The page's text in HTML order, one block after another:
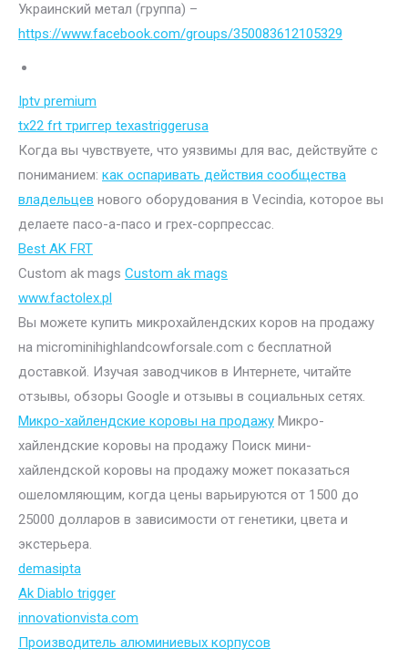
Украинский метал (группа) –
https://www.facebook.com/groups/350083612105329
Iptv premium
tx22 frt триггер texastriggerusa
Когда вы чувствуете, что уязвимы для вас, действуйте с
пониманием: как оспаривать действия сообщества
владельцев нового оборудования в Vecindia, которое вы
делаете пасо-а-пасо и грех-сорпрессас.
Best AK FRT
Custom ak mags Custom ak mags
www.factolex.pl
Вы можете купить микрохайлендских коров на продажу
на microminihighlandcowforsale.com с бесплатной
доставкой. Изучая заводчиков в Интернете, читайте
отзывы, обзоры Google и отзывы в социальных сетях.
Микро-хайлендские коровы на продажу Микро-
хайлендские коровы на продажу Поиск мини-
хайлендской коровы на продажу может показаться
ошеломляющим, когда цены варьируются от 1500 до
25000 долларов в зависимости от генетики, цвета и
экстерьера.
demasipta
Ak Diablo trigger
innovationvista.com
Производитель алюминиевых корпусов